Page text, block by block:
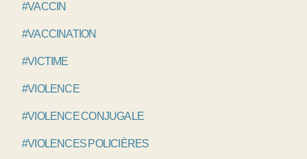
#VACCIN
#VACCINATION
#VICTIME
#VIOLENCE
#VIOLENCE CONJUGALE
#VIOLENCES POLICIÈRES